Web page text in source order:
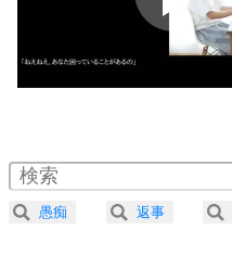
ストレス対策
人生、な
気楽に生きる
4 器の大き
プラス思考
2.0倍速 （528KB 2分
2.5倍速 （422KB 1分
3.0倍速 （352KB 1分
愚痴 返事